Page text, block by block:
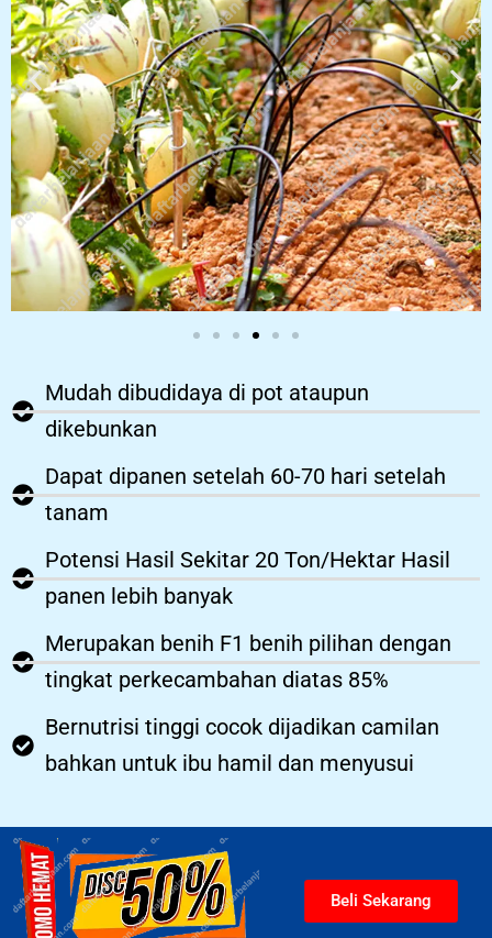
Mudah dibudidaya di pot ataupun
dikebunkan
Dapat dipanen setelah 60-70 hari setelah
tanam
Potensi Hasil Sekitar 20 Ton/Hektar Hasil
panen lebih banyak
Merupakan benih F1 benih pilihan dengan
tingkat perkecambahan diatas 85%
Bernutrisi tinggi cocok dijadikan camilan
bahkan untuk ibu hamil dan menyusui
Beli Sekarang